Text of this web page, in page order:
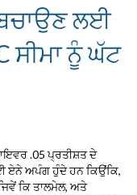
ਲਈ
ਸੀਮਾ ਨੂੰ ਘੱਟ
.05 ਪ੍ਰਤੀਸ਼ਤ ਦੇ
ਏਨੇ ਅਪੰਗ ਹੁੰਦੇ ਹਨ ਕਿਉਂਕਿ,
ਕਿ ਤਾਲਮੇਲ, ਅਤੇ